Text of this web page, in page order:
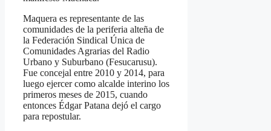
Maquera es representante de las
comunidades de la periferia alteña de
la Federación Sindical Única de
Comunidades Agrarias del Radio
Urbano y Suburbano (Fesucarusu).
Fue concejal entre 2010 y 2014, para
luego ejercer como alcalde interino los
primeros meses de 2015, cuando
entonces Édgar Patana dejó el cargo
para repostular.